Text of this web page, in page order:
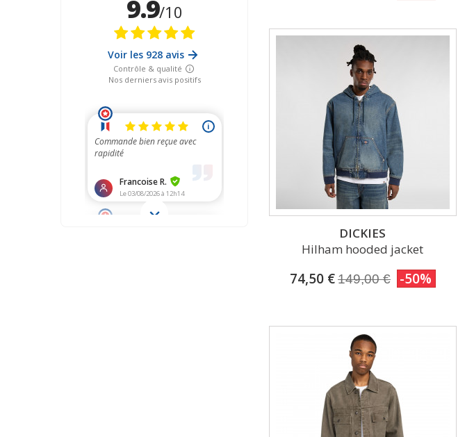
DICKIES
Hilham hooded jacket
74,50 €149,00 € -50%